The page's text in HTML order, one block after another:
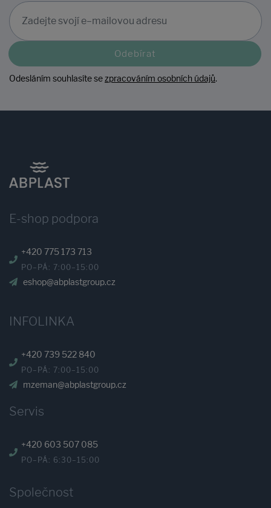
Odebírat
Odesláním souhlasíte sezpracováním osobních údajů.
E-shop podpora
+420 775 173 713
PO–PÁ: 7:00–15:00
eshop@abplastgroup.cz
INFOLINKA
+420 739 522 840
PO–PÁ: 7:00–15:00
mzeman@abplastgroup.cz
Servis
+420 603 507 085
PO–PÁ: 6:30–15:00
Společnost